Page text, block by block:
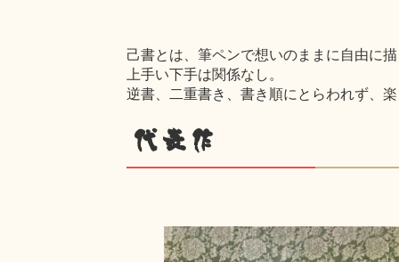
己書とは、筆ペンで想いのままに自由に
上手い下手は関係なし。
逆書、二重書き、書き順にとらわれず、
代表作